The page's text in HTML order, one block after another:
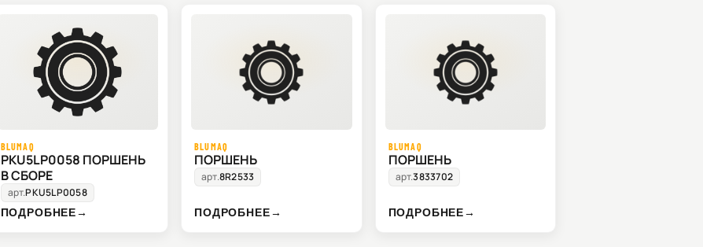
BLUMAQ
PKU5LP0058 ПОРШЕНЬ
В СБОРЕ
арт.PKU5LP0058
ПОДРОБНЕЕ→
BLUMAQ
ПОРШЕНЬ
арт.8R2533
ПОДРОБНЕЕ→
BLUMAQ
ПОРШЕНЬ
арт.3833702
ПОДРОБНЕЕ→